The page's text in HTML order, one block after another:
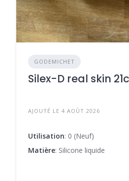
GODEMICHET
Silex-D real skin
AJOUTÉ LE 4 AOÛT 2026
Utilisation: 0 (Neuf)
Matière: Silicone liquide